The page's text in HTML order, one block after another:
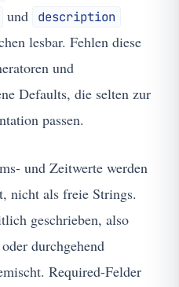
und description
lesbar. Fehlen diese
und
Defaults, die selten zur
passen.
und Zeitwerte werden
nicht als freie Strings.
geschrieben, also
oder durchgehend
Required-Felder